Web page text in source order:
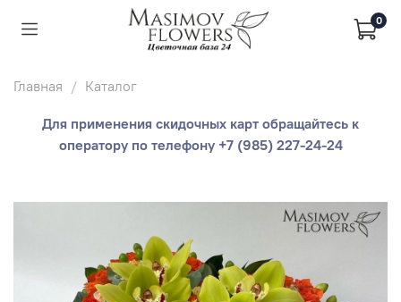
0
Главная Каталог
Для применения скидочных карт обращайтесь к
оператору по телефону +7 (985) 227-24-24